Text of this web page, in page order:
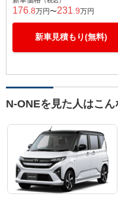
176 .8万円〜231 .9万円
新車見積もり(無料)
N-ONEを見た人はこ